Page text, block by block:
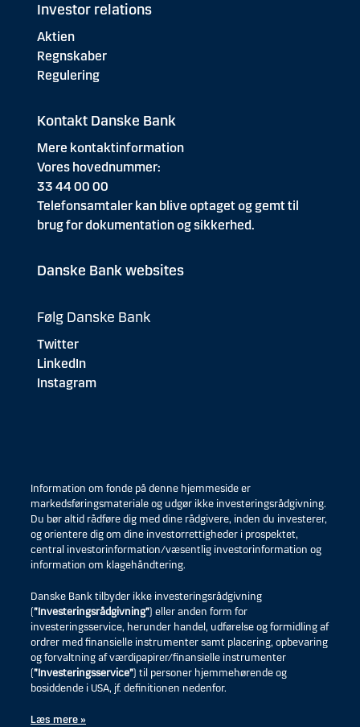
Investor relations
Aktien
Regnskaber
Regulering
Kontakt Danske Bank
Mere kontaktinformation
Vores hovednummer:
33 44 00 00
Telefonsamtaler kan blive optaget og gemt til
brug for dokumentation og sikkerhed.
Danske Bank websites
Følg Danske Bank
Twitter
LinkedIn
Instagram
Information om fonde på denne hjemmeside er
markedsføringsmateriale og udgør ikke investeringsrådgivning.
Du bør altid rådføre dig med dine rådgivere, inden du investerer,
og orientere dig om dine investorrettigheder i prospektet,
central investorinformation/væsentlig investorinformation og
information om klagehåndtering.
Danske Bank tilbyder ikke investeringsrådgivning
(”Investeringsrådgivning”) eller anden form for
investeringsservice, herunder handel, udførelse og formidling af
ordrer med finansielle instrumenter samt placering, opbevaring
og forvaltning af værdipapirer/finansielle instrumenter
(”Investeringsservice”) til personer hjemmehørende og
bosiddende i USA, jf. definitionen nedenfor.
Læs mere »